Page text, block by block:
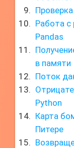
Работа
Pandas
в памяти
Поток
Python
Карта
Питере